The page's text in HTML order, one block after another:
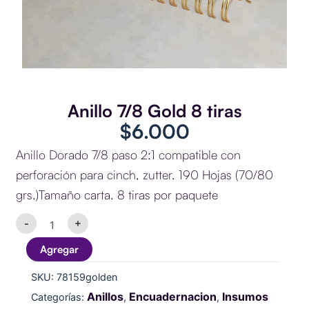
Anillo 7/8 Gold 8 tiras
$6.000
Anillo Dorado 7/8 paso 2:1 compatible con
perforación para cinch, zutter. 190 Hojas (70/80
grs.)Tamaño carta. 8 tiras por paquete
-
Anillo
7/8
Gold
8
cantidad
+
Agregar
SKU: 78159golden
Categorías: Anillos, Encuadernacion, Insumos